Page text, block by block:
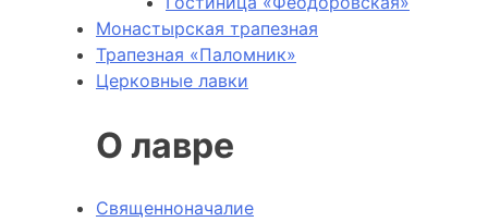
Монастырская трапезная
Трапезная «Паломник»
Церковные лавки
О лавре
Священноначалие